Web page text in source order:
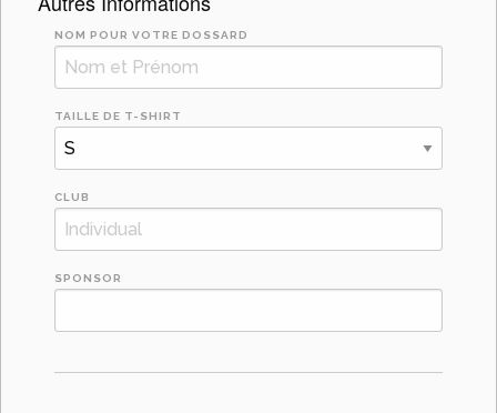
NOM POUR VOTRE DOSSARD
TAILLE DE T-SHIRT
CLUB
SPONSOR